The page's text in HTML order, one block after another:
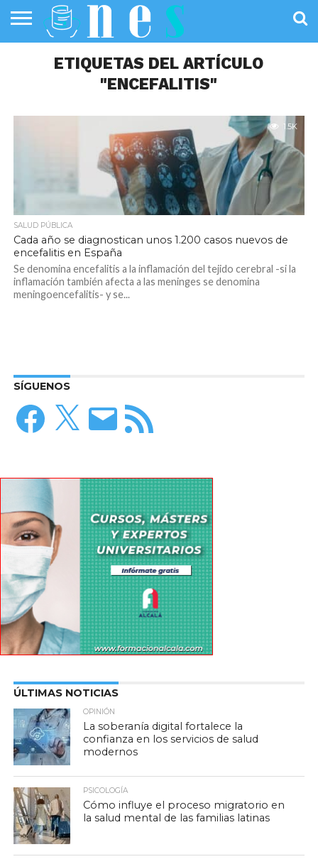
PÚBLICA
SANIDAD
INVESTIGACIÓN
ENTREVISTAS
PROFESIONALES
DE LA SALUD
INFOGRAFÍAS
DE SALUD
OPINIÓNETIQUETAS DEL ARTÍCULO
"ENCEFALITIS"
1.5K
SALUD PÚBLICA
Cada año se diagnostican unos 1.200 casos nuevos de
encefalitis en España
Se denomina encefalitis a la inflamación del tejido cerebral -si la
inflamación también afecta a las meninges se denomina
meningoencefalitis- y se...
SÍGUENOS
Facebook
X
Correo
electrónico
Feed
RSS
ÚLTIMAS NOTICIAS
OPINIÓN
La soberanía digital fortalece la
confianza en los servicios de salud
modernos
PSICOLOGÍA
Cómo influye el proceso migratorio en
la salud mental de las familias latinas